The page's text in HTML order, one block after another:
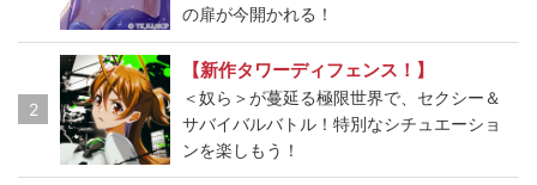
の扉が今開かれる！
2
【新作タワーディフェンス！】
＜奴ら＞が蔓延る極限世界で、セクシー＆
サバイバルバトル！特別なシチュエーショ
ンを楽しもう！